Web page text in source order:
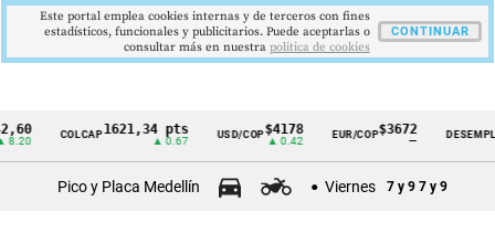
Cintillo
COLCAP1621,34 pts
▲ 0.67
USD/COP$4178
▲ 0.42
EUR/COP$3672 DESEMPLEO
▼
Pico y Placa Medellín Viernes 7 y 9 7 y 9
Este portal emplea cookies internas y de terceros con fines
estadísticos, funcionales y publicitarios. Puede aceptarlas o
consultar más en nuestra politica de cookies
CONTINUAR